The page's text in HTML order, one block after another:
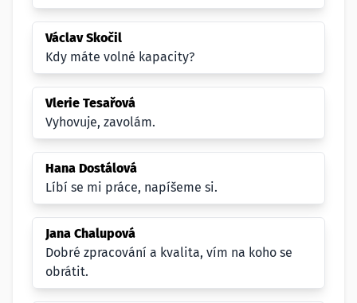
Václav Skočil
Kdy máte volné kapacity?
Vlerie Tesařová
Vyhovuje, zavolám.
Hana Dostálová
Líbí se mi práce, napíšeme si.
Jana Chalupová
Dobré zpracování a kvalita, vím na koho se
obrátit.